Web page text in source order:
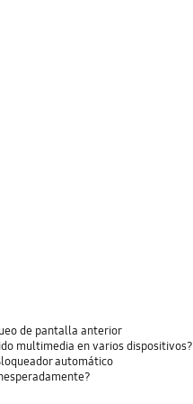
de pantalla anterior
multimedia en varios dispositivos?
automático